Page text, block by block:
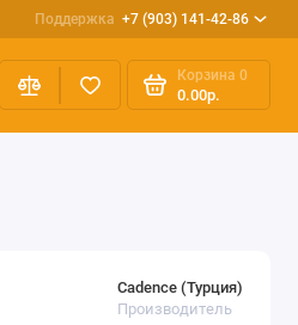
Поддержка +7 (903) 141-42-86
Корзина 0
0.00р.
Cadence (Турция)
Производитель